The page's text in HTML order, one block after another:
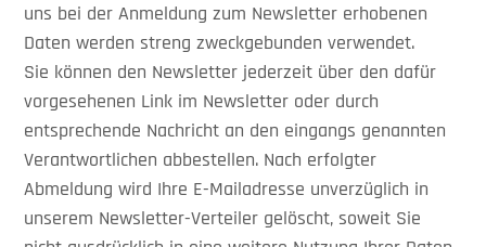
uns bei der Anmeldung zum Newsletter erhobenen
Daten werden streng zweckgebunden verwendet.
Sie können den Newsletter jederzeit über den dafür
vorgesehenen Link im Newsletter oder durch
entsprechende Nachricht an den eingangs genannten
Verantwortlichen abbestellen. Nach erfolgter
Abmeldung wird Ihre E-Mailadresse unverzüglich in
unserem Newsletter-Verteiler gelöscht, soweit Sie